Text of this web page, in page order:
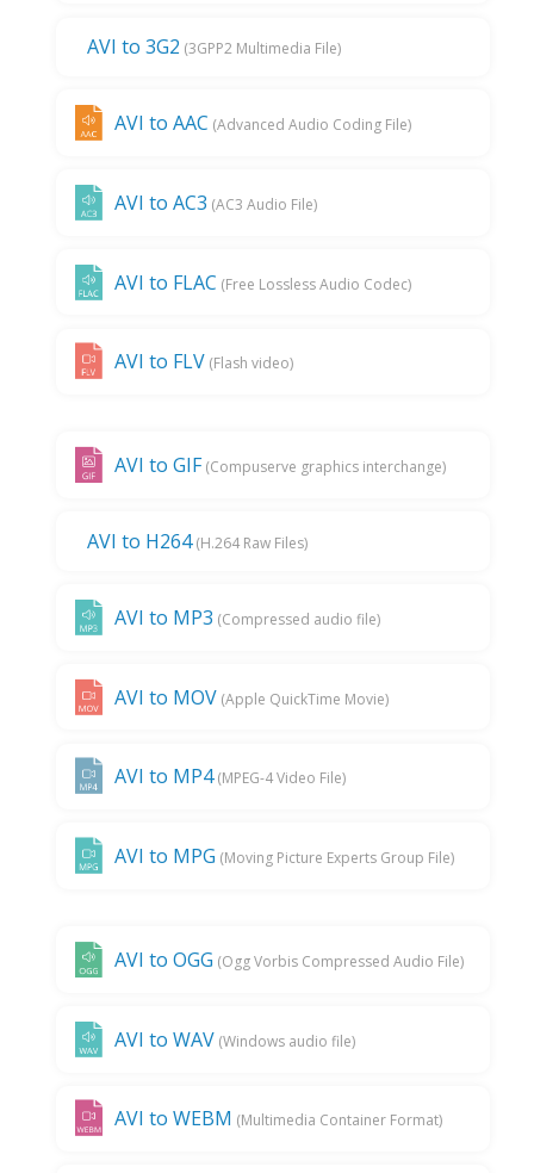
AVI to 3G2 (3GPP2 Multimedia File)
AVI to AAC (Advanced Audio Coding File)
AVI to AC3 (AC3 Audio File)
AVI to FLAC (Free Lossless Audio Codec)
AVI to FLV (Flash video)
AVI to GIF (Compuserve graphics interchange)
AVI to H264(H.264 Raw Files)
AVI to MP3 (Compressed audio file)
AVI to MOV (Apple QuickTime Movie)
AVI to MP4(MPEG-4 Video File)
AVI to MPG (Moving Picture Experts Group File)
AVI to OGG (Ogg Vorbis Compressed Audio File)
AVI to WAV (Windows audio file)
AVI to WEBM (Multimedia Container Format)